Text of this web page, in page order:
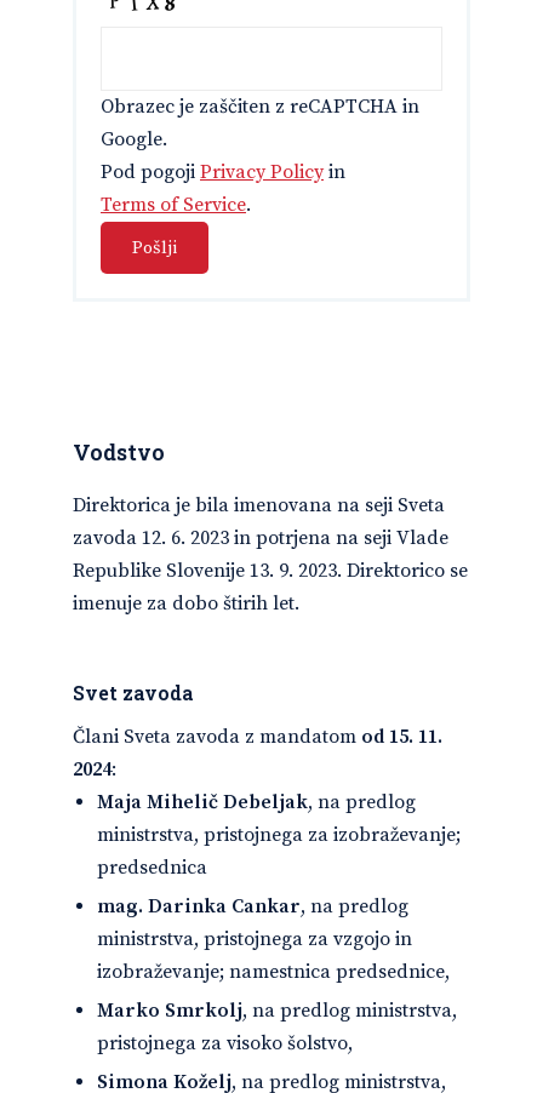
Obrazec je zaščiten z reCAPTCHA in
Google.
Pod pogoji Privacy Policyin
Terms of Service.
Vodstvo
Direktorica je bila imenovana na seji Sveta
zavoda 12. 6. 2023 in potrjena na seji Vlade
Republike Slovenije 13. 9. 2023. Direktorico se
imenuje za dobo štirih let.
Svet zavoda
Člani Sveta zavoda z mandatom od 15. 11.
2024:
Maja Mihelič Debeljak, na predlog
ministrstva, pristojnega za izobraževanje;
predsednica
mag. Darinka Cankar, na predlog
ministrstva, pristojnega za vzgojo in
izobraževanje; namestnica predsednice,
Marko Smrkolj, na predlog ministrstva,
pristojnega za visoko šolstvo,
Simona Koželj, na predlog ministrstva,